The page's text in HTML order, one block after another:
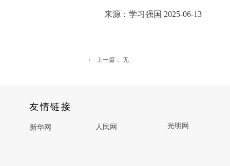
来源：学习强国 2025-06-13
ꂃ 上一篇： 无
人民网 光明网
友情链接
新华网